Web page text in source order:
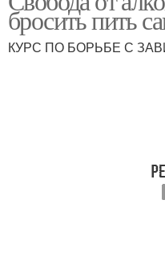
бросить пить
КУРС ПО БОРЬБЕ С